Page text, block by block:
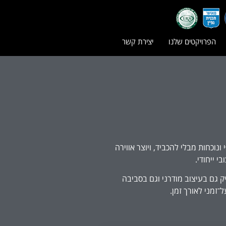
הפרויקטים שלנו יצירת קשר
מבלי להכביד, ויוצר אווירה
ייחודי.
גם בעיצוב מודרני וגם בסביבה
לאורך זמן.